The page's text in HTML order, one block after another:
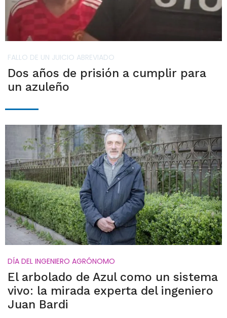
FALLO DE UN JUICIO ABREVIADO
Dos años de prisión a cumplir para
un azuleño
DÍA DEL INGENIERO AGRÓNOMO
El arbolado de Azul como un sistema
vivo: la mirada experta del ingeniero
Juan Bardi